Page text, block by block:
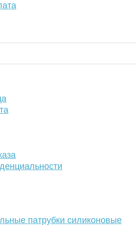
патрубки силиконовые